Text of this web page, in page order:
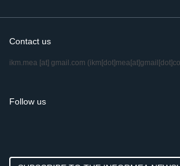
Contact us
ikm.mea [at] gmail.com
Follow us